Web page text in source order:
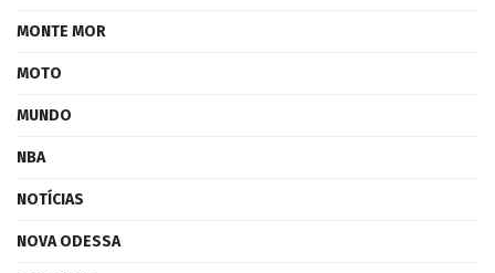
MONTE MOR
MOTO
MUNDO
NBA
NOTÍCIAS
NOVA ODESSA